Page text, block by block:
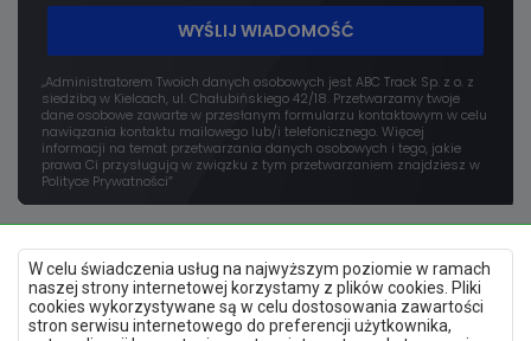
W celu świadczenia usług na najwyższym poziomie w ramach
naszej strony internetowej korzystamy z plików cookies. Pliki
cookies wykorzystywane są w celu dostosowania zawartości
stron serwisu internetowego do preferencji użytkownika,
WYŚLIJ WIADOMOŚĆ
„Administratorem Twoich danych osobowych jest ABC Track Sp. z o. z
siedzibą w Kielcach, ul. Chałubińskiego 42/18. Przetwarzamy twoje
dane osobowe zawarte w przesłanym formularzu kontaktowym w celu
nawiązania kontaktu mailowego lub/i telefonicznego. Więcej
informacji na temat przetwarzania danych osobowych i tego, jakie
prawa Ci przysługują w związku z tym przetwarzaniem znajdziesz w
Polityce Prywatności”